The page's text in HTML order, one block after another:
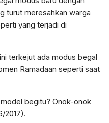
turut meresahkan warga
yang terjadi di
terkejut ada modus begal
Ramadaan seperti saat
begitu? Onok-onok
2017).